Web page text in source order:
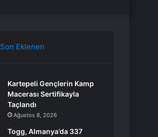
Son Eklenen
Kartepeli Gençlerin Kamp
Macerası Sertifikayla
Taçlandı
Ağustos 8, 2026
Togg, Almanya’da 337